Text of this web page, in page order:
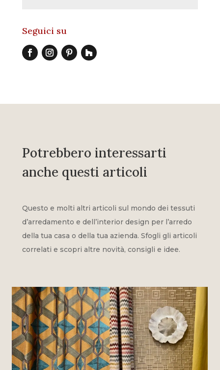
Seguici su
Potrebbero interessarti
anche questi articoli
Questo e molti altri articoli sul mondo dei tessuti
d’arredamento e dell’interior design per l’arredo
della tua casa o della tua azienda. Sfogli gli articoli
correlati e scopri altre novità, consigli e idee.